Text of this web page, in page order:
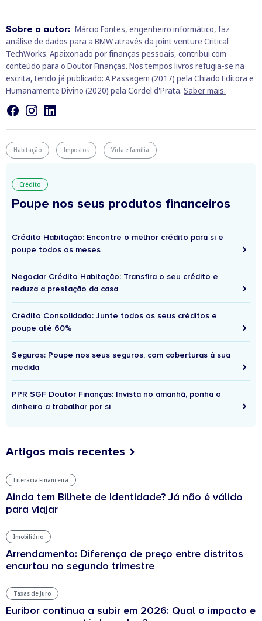
Sobre o autor: Márcio Fontes, engenheiro informático, faz
análise de dados para a BMW através da joint venture Critical
TechWorks. Apaixonado por finanças pessoais, contribui com
conteúdo para o Doutor Finanças. Nos tempos livros refugia-se na
escrita, tendo já publicado: A Passagem (2017) pela Chiado Editora e
Humanamente Divino (2020) pela Cordel d'Prata. Saber mais.
Habitação Impostos Vida e família
Crédito
Poupe nos seus produtos financeiros
Crédito Habitação: Encontre o melhor crédito para si e
poupe todos os meses
Negociar Crédito Habitação: Transfira o seu crédito e
reduza a prestação da casa
Crédito Consolidado: Junte todos os seus créditos e
poupe até 60%
Seguros: Poupe nos seus seguros, com coberturas à sua
medida
PPR SGF Doutor Finanças: Invista no amanhã, ponha o
dinheiro a trabalhar por si
Artigos mais recentes
Literacia Financeira
Ainda tem Bilhete de Identidade? Já não é válido
para viajar
Imobiliário
Arrendamento: Diferença de preço entre distritos
encurtou no segundo trimestre
Taxas de Juro
Euribor continua a subir em 2026: Qual o impacto e